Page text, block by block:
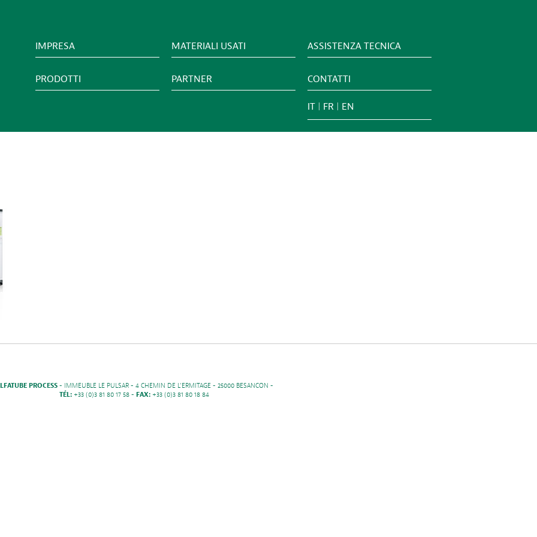
IMPRESA MATERIALI USATI ASSISTENZA TECNICA
PRODOTTI PARTNER CONTATTI
IT FR EN
PROCESS- IMMEUBLE LE PULSAR - 4 CHEMIN DE L'ERMITAGE - 25000 BESANCON -
TÉL: +33 (0)3 81 80 17 58 - FAX: +33 (0)3 81 80 18 84